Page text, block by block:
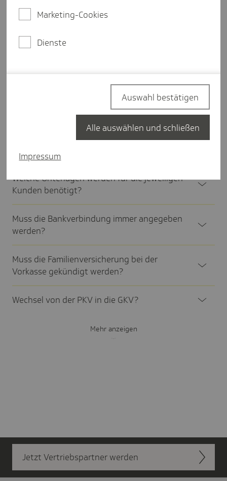
Weitere Details
Erfahren Sie, wer
wer nicht und welche
Häufige Fragen
Wann ist ein Kran­ken­kas­sen­wechsel möglich?
Welcher Antrag und welche Angaben werden
Welche Unter­lagen werden für die jewei­ligen
Kunden benö­tigt?
Muss die Bank­ver­bin­dung immer ange­geben
werden?
Muss die Fami­li­en­ver­si­che­rung bei der
Vorkasse gekün­digt werden?
Wechsel von der PKV in die GKV?
Mehr anzeigen
Jetzt Vertriebs­partner werden
Marketing-Cookies
Dienste
Impressum
Auswahl bestätigen
Alle auswählen und schließen